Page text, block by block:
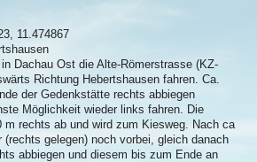
11.474867
Dachau Ost die Alte-Römerstrasse (KZ-
Richtung Hebertshausen fahren. Ca.
der Gedenkstätte rechts abbiegen
Möglichkeit wieder links fahren. Die
rechts ab und wird zum Kiesweg. Nach ca
(rechts gelegen) noch vorbei, gleich danach
abbiegen und diesem bis zum Ende an